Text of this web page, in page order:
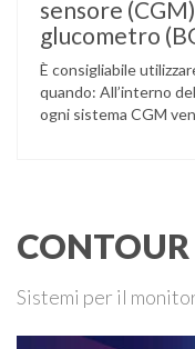
sensore
glucometro
È consigliabile
quando: All’interno
ogni sistema CGM
CONTOUR
Sistemi per il